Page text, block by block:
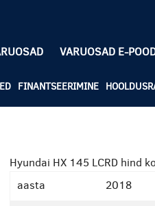
VARUOSAD E-
FINANTSEERIMINE
Hyundai HX 145 LCRD hind
aasta
2018